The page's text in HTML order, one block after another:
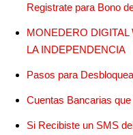
Registrate para Bono
MONEDERO DIGITAL
LA INDEPENDENCIA
Pasos para
Cuentas Bancarias
Si Recibiste un SMS